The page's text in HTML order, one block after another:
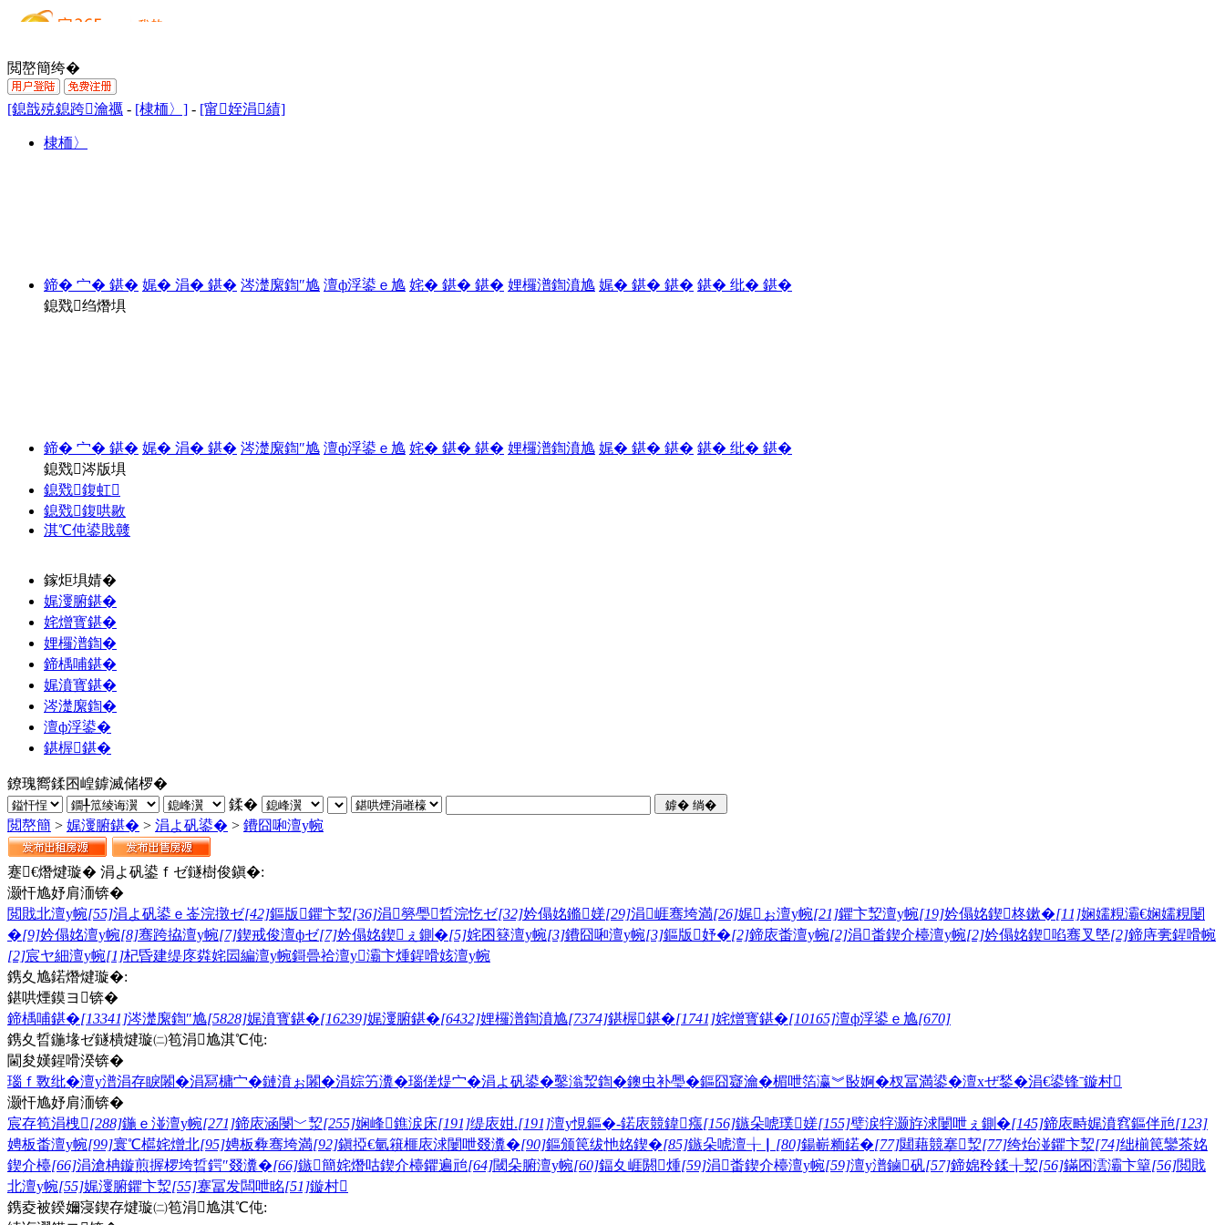
閲嶅簡绔�
[鎴戠殑鎴跨瀹禲 - [棣栭〉] - [甯姪涓績]
棣栭〉
鍗� 宀� 鍖� 娓� 涓� 鍖� 涔濋緳鍧″尯 澶ф浮鍙ｅ尯 姹� 鍖� 鍖� 娌欏潽鍧濆尯 娓� 鍖� 鍖� 鍖� 纰� 鍖�
鎴戣绉熸埧
鍗� 宀� 鍖� 娓� 涓� 鍖� 涔濋緳鍧″尯 澶ф浮鍙ｅ尯 姹� 鍖� 鍖� 娌欏潽鍧濆尯 娓� 鍖� 鍖� 鍖� 纰� 鍖�
鎴戣涔版埧
鎴戣鍑虹
鎴戣鍑哄敭
淇℃伅鍙戝竷
鎵炬埧婧�
娓濅腑鍖�
姹熷寳鍖�
娌欏潽鍧�
鍗楀哺鍖�
娓濆寳鍖�
涔濋緳鍧�
澶ф浮鍙�
鍖楃鍖�
鐐瑰嚮鍒囨崲鎼滅储椤�
鍒�
閲嶅簡 > 娓濅腑鍖� > 涓よ矾鍙� > 鐨囧啝澶у帵
蹇€熸煡璇� 涓よ矾鍙ｆゼ鐩樹俊鎭�:
灏忓尯妤肩洏锛�
閲戝北澶у帵[55]涓よ矾鍙ｅ崟浣撴ゼ[42]鏂版鑺卞洯[36]涓簩璺晢浣忔ゼ[32]妗傝姳鏅嫅[29]涓崕骞垮満[26]娓ぉ澶у帵[21]鑺卞洯澶у帵[19]妗傝姳鍥柊鏉�[11]娴嬬粯灞€娴嬬粯闄
�[9]妗傝姳澶у帵[8]骞跨拹澶у帵[7]鍥戒俊澶фゼ[7]妗傝姳鍥ぇ鍘�[5]姹囨簮澶у帵[3]鐨囧啝澶у帵[3]鏂版妤�[2]鍗庡畨澶у帵[2]涓畨鍥介檯澶у帵[2]妗傝姳鍥啗骞叉墍[2]鍗庤亴鍟嗗帵
[2]宸ヤ細澶у帵[1]杞昏建缇庝粦姹囩編澶у帵鎶曡祫澶у灞卞煄鍟嗗姟澶у帵
鎸夊尯鍩熸煡璇�:
鍖哄煙鏌ヨ锛�
鍗楀哺鍖�[13341]涔濋緳鍧″尯[5828]娓濆寳鍖�[16239]娓濅腑鍖�[6432]娌欏潽鍧濆尯[7374]鍖楃鍖�[1741]姹熷寳鍖�[10165]澶ф浮鍙ｅ尯[670]
鎸夊晢鍦堟ゼ鐩樻煡璇㈡笣涓尯淇℃伅:
閫夋嫨鍟嗗湀锛�
瑙ｆ斁纰�澶у潽涓存睙闂�涓冩槦宀�鏈濆ぉ闂�涓婃竻瀵�瑙傞煶宀�涓よ矾鍙�鑿滃洯鍧�鐭虫补璺�鏂囧寲瀹�楣呭箔瀛︾敯婀�杈冨満鍙�澶хぜ鍫�涓€鍙锋ˉ鏇村
灏忓尯妤肩洏锛�
宸存笣涓栧[288]鍦ｅ湴澶у帵[271]鍗庡涵閿﹀洯[255]娴峰鐎涙床[191]缇庡姏.[191]澶у悓鏂�-鍩庡競鍏瘬[156]鏃朵唬璞嫅[155]璧涙牸灏斿浗闄呭ぇ鍘�[145]鍗庡畤娓濆窞鏂伴兘[123]
娉板畨澶у帵[99]寰℃櫙姹熷北[95]娉板彜骞垮満[92]鎭掗€氫簯榧庡浗闄呭叕瀵�[90]鏂颁笢绂忚姳鍥�[85]鏃朵唬澶╁▏ [80]鍚嶄粫鍩�[77]閮藉競搴洯[77]绔炲湴鑺卞洯[74]绌椾笢鑾茶姳
鍥介檯[66]涓滄柟鏇煎搱椤垮晢鍔″叕瀵�[66]鏃簡姹熸咕鍥介檯鑺遍兘[64]閾朵腑澶у帵[60]鍢夊崕閼煄[59]涓畨鍥介檯澶у帵[59]澶у潽鏀矾[57]鍗婂矝鍒╁洯[56]鏋囨澐灞卞簞[56]閲戝
北澶у帵[55]娓濅腑鑺卞洯[55]蹇冨发闆呭眳[51]鏇村
鎸夌被鍨嬭寖鍥存煡璇㈡笣涓尯淇℃伅: